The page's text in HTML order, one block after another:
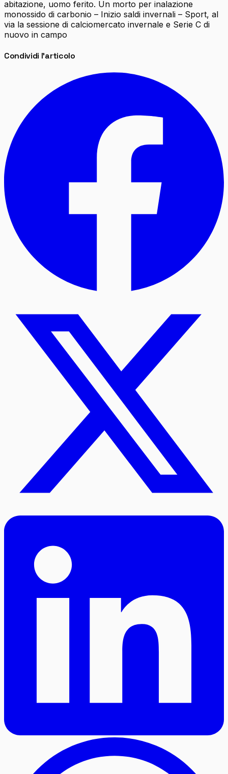
abitazione, uomo ferito. Un morto per inalazione
monossido di carbonio – Inizio saldi invernali – Sport, al
via la sessione di calciomercato invernale e Serie C di
nuovo in campo
Condividi l'articolo